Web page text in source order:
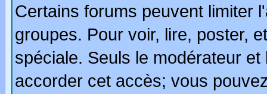
Certains forums peuvent limiter
groupes. Pour voir, lire, poster,
spéciale. Seuls le modérateur
accorder cet accès; vous